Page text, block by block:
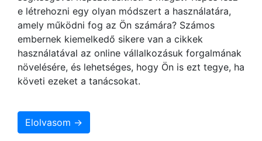
e létrehozni egy olyan módszert a használatára,
amely működni fog az Ön számára? Számos
embernek kiemelkedő sikere van a cikkek
használatával az online vállalkozásuk forgalmának
növelésére, és lehetséges, hogy Ön is ezt tegye, ha
követi ezeket a tanácsokat.
Elolvasom →